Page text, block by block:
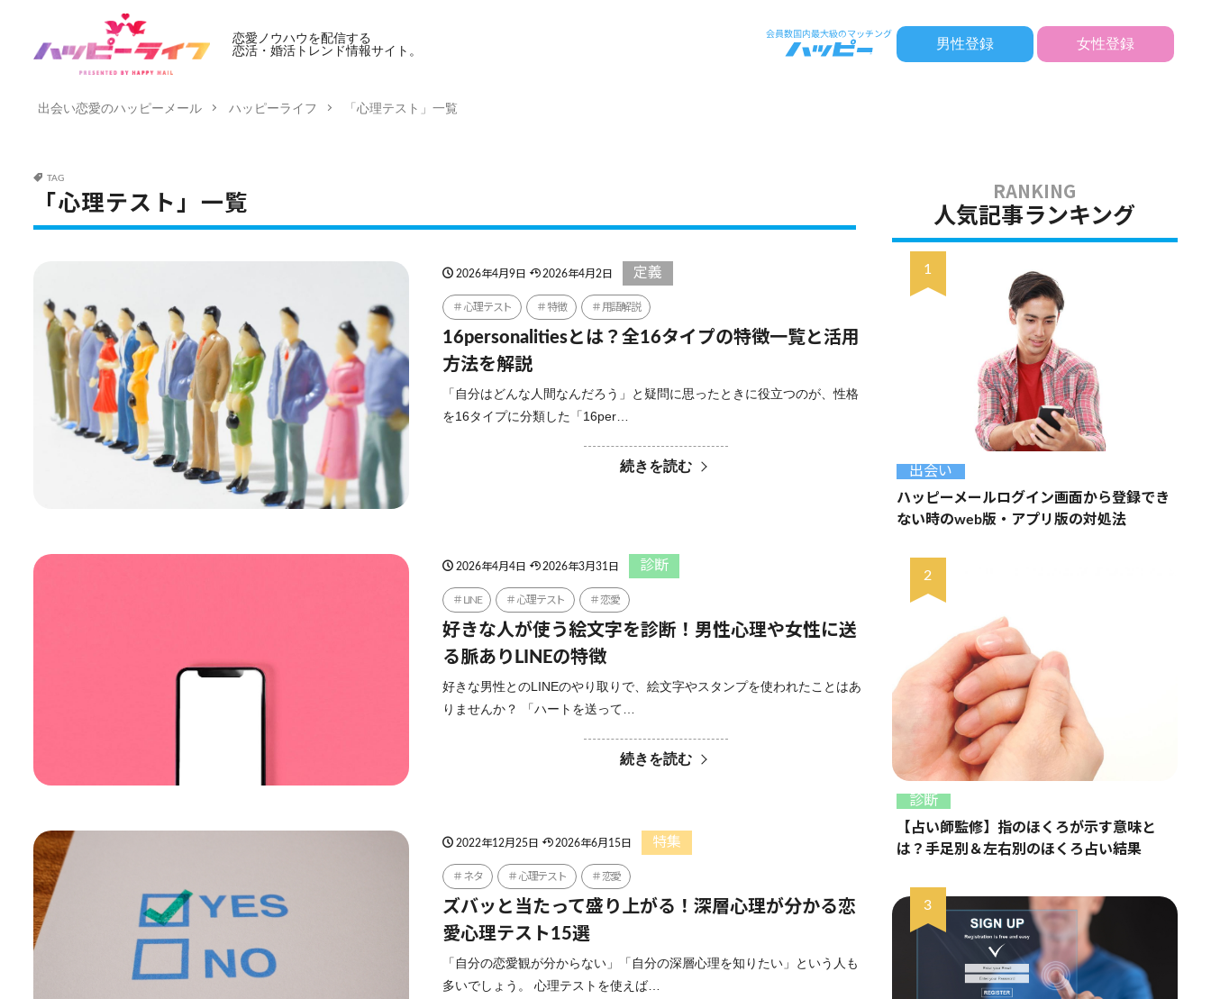
恋愛ノウハウを配信する
恋活・婚活トレンド情報サイト。
男性登録 女性登録
出会い恋愛のハッピーメール ハッピーライフ 「心理テスト」一覧
TAG
「心理テスト」一覧
2026年4月9日 2026年4月2日 定義
心理テスト 特徴 用語解説
16personalitiesとは？全16タイプの特徴一覧と活用
方法を解説
「自分はどんな人間なんだろう」と疑問に思ったときに役立つのが、性格
を16タイプに分類した「16per…
続きを読む
2026年4月4日 2026年3月31日 診断
LINE 心理テスト 恋愛
好きな人が使う絵文字を診断！男性心理や女性に送
る脈ありLINEの特徴
好きな男性とのLINEのやり取りで、絵文字やスタンプを使われたことはあ
りませんか？ 「ハートを送って…
続きを読む
2022年12月25日 2026年6月15日 特集
ネタ 心理テスト 恋愛
ズバッと当たって盛り上がる！深層心理が分かる恋
愛心理テスト15選
「自分の恋愛観が分からない」「自分の深層心理を知りたい」という人も
多いでしょう。 心理テストを使えば…
人気記事ランキング
出会い
ハッピーメールログイン画面から登録でき
ない時のweb版・アプリ版の対処法
診断
【占い師監修】指のほくろが示す意味と
は？手足別＆左右別のほくろ占い結果